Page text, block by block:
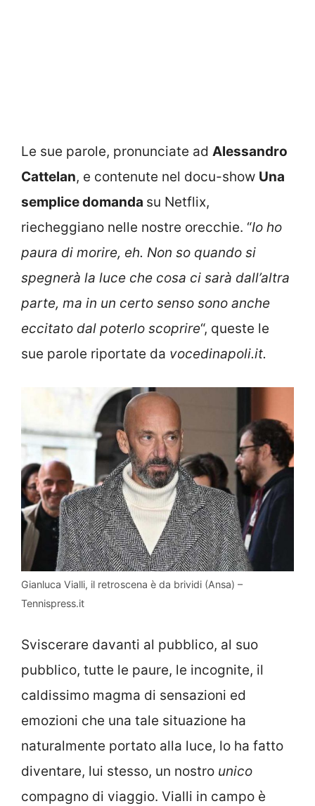
Le sue parole, pronunciate ad Alessandro
Cattelan, e contenute nel docu-show Una
semplice domanda su Netflix,
riecheggiano nelle nostre orecchie. “Io ho
paura di morire, eh. Non so quando si
spegnerà la luce che cosa ci sarà dall’altra
parte, ma in un certo senso sono anche
eccitato dal poterlo scoprire“, queste le
sue parole riportate da vocedinapoli.it.
Gianluca Vialli, il retroscena è da brividi (Ansa) –
Tennispress.it
Sviscerare davanti al pubblico, al suo
pubblico, tutte le paure, le incognite, il
caldissimo magma di sensazioni ed
emozioni che una tale situazione ha
naturalmente portato alla luce, lo ha fatto
diventare, lui stesso, un nostro unico
compagno di viaggio. Vialli in campo è